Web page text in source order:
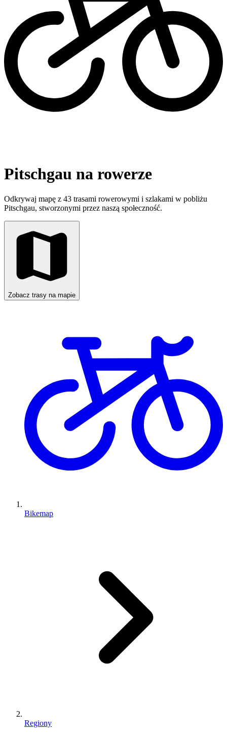
Pitschgau na rowerze
Odkrywaj mapę z 43 trasami rowerowymi i szlakami w pobliżu
Pitschgau, stworzonymi przez naszą społeczność.
Zobacz trasy na mapie
Bikemap
Regiony